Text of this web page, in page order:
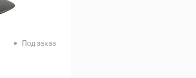
Под заказ